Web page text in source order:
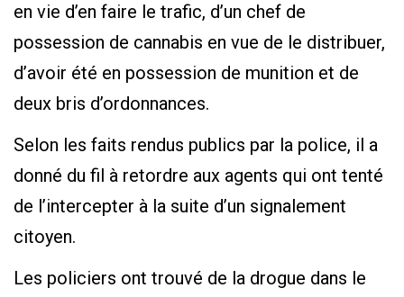
en vie d’en faire le trafic, d’un chef de
possession de cannabis en vue de le distribuer,
d’avoir été en possession de munition et de
deux bris d’ordonnances.
Selon les faits rendus publics par la police, il a
donné du fil à retordre aux agents qui ont tenté
de l’intercepter à la suite d’un signalement
citoyen.
Les policiers ont trouvé de la drogue dans le